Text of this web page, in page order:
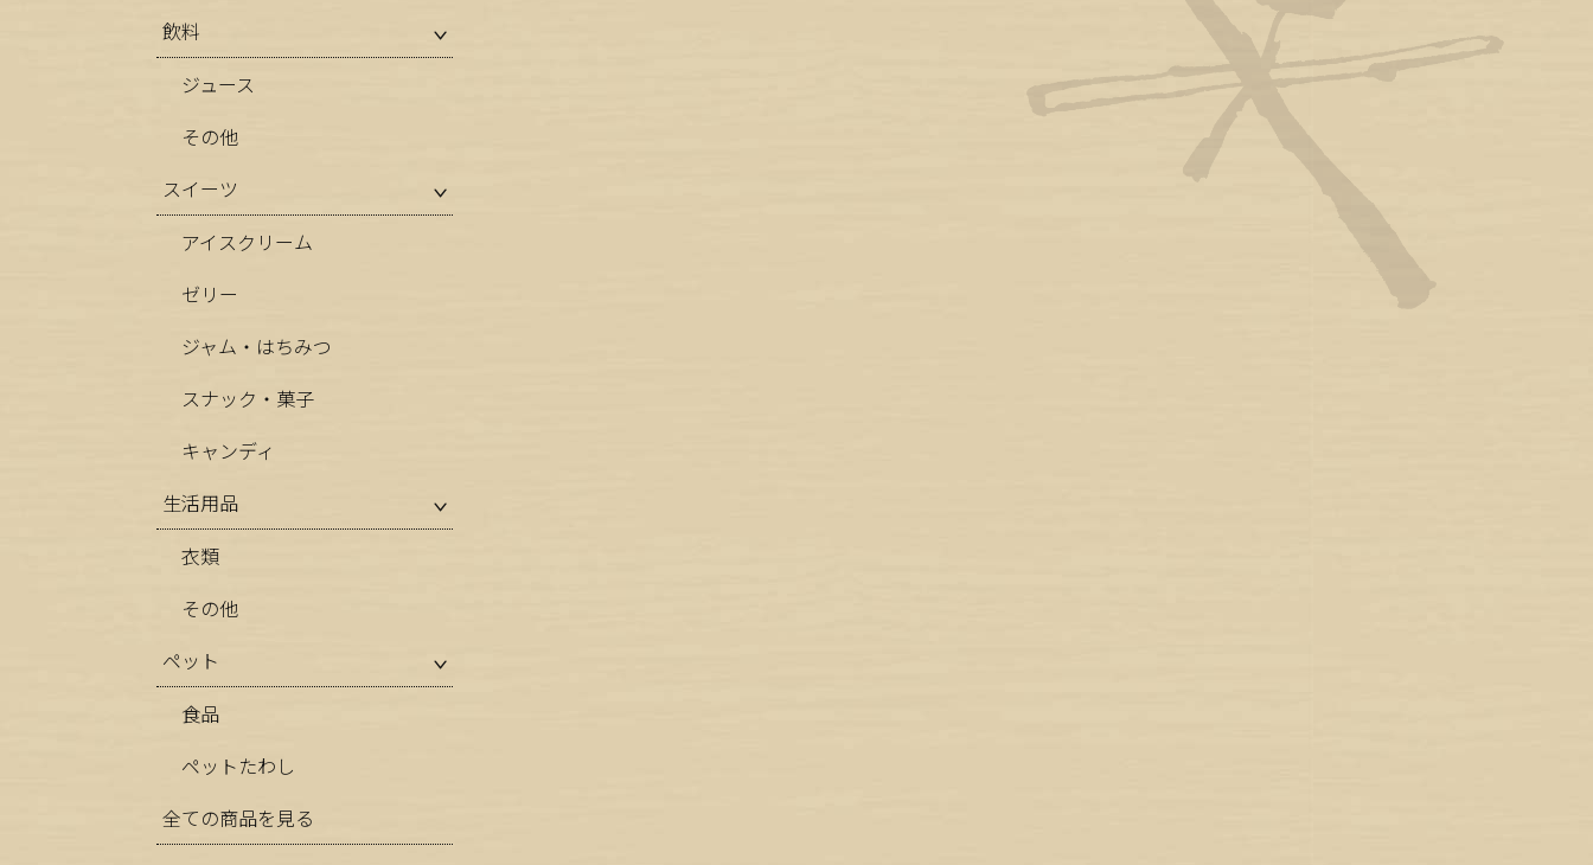
飲料
ジュース
その他
スイーツ
アイスクリーム
ゼリー
ジャム・はちみつ
スナック・菓子
キャンディ
生活用品
衣類
その他
ペット
食品
ペットたわし
全ての商品を見る